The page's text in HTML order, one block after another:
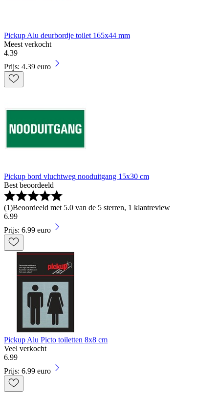
Pickup Alu deurbordje toilet 165x44 mm
Meest verkocht
4.39
Prijs: 4.39 euro
Pickup bord vluchtweg nooduitgang 15x30 cm
Best beoordeeld
(1)Beoordeeld met 5.0 van de 5 sterren, 1 klantreview
6.99
Prijs: 6.99 euro
Pickup Alu Picto toiletten 8x8 cm
Veel verkocht
6.99
Prijs: 6.99 euro